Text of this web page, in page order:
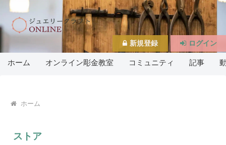
ホーム オンライン彫金教室 コミュニティ 記事
ホーム
ストア
新規登録 ログイン